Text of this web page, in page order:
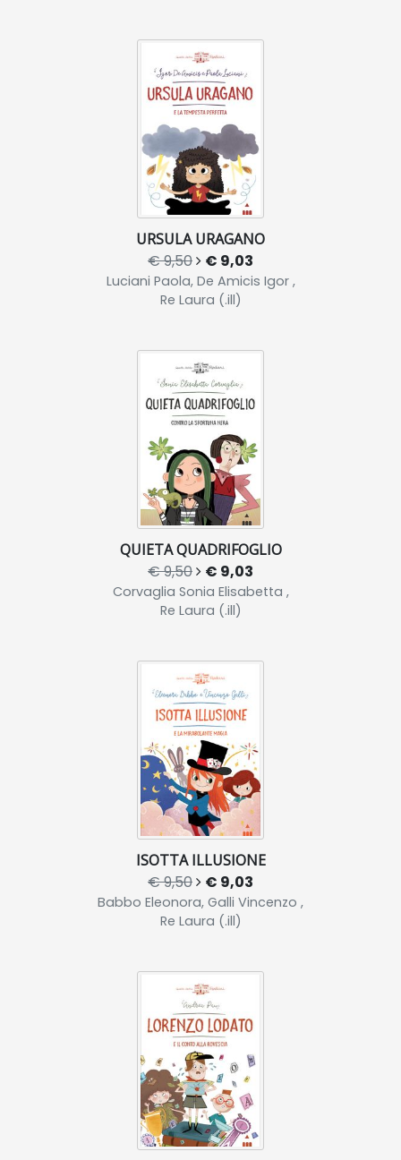
URSULA URAGANO
€ 9,50 € 9,03
Luciani Paola, De Amicis Igor ,
Re Laura (.ill)
QUIETA QUADRIFOGLIO
€ 9,50 € 9,03
Corvaglia Sonia Elisabetta ,
Re Laura (.ill)
ISOTTA ILLUSIONE
€ 9,50 € 9,03
Babbo Eleonora, Galli Vincenzo ,
Re Laura (.ill)